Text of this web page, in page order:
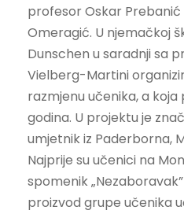
profesor Oskar
Omeragić. U njemačkoj
Dunschen u saradnji sa
Vielberg-Martini
razmjenu učenika, a
godina. U projektu je
umjetnik iz Paderborna,
Najprije su učenici na
spomenik
proizvod grupe učenika